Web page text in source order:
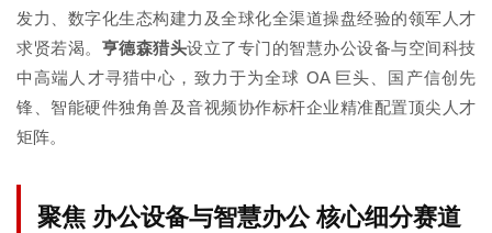
发力、数字化生态构建力及全球化全渠道操盘经验的领军人才
求贤若渴。 亨德森猎头设立了专门的智慧办公设备与空间科技
中高端人才寻猎中心，致力于为全球 OA 巨头、国产信创先
锋、智能硬件独角兽及音视频协作标杆企业精准配置顶尖人才
矩阵。
聚焦 办公设备与智慧办公 核心细分赛道